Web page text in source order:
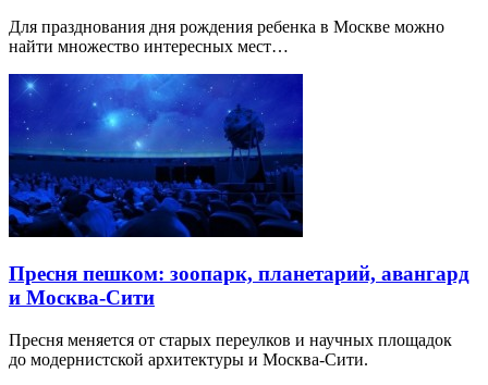
Для празднования дня рождения ребенка в Москве можно
найти множество интересных мест…
Пресня пешком: зоопарк, планетарий, авангард
и Москва-Сити
Пресня меняется от старых переулков и научных площадок
до модернистской архитектуры и Москва-Сити.